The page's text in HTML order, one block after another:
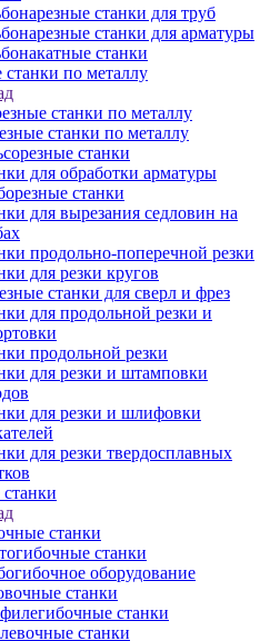
станки для труб
станки для арматуры
станки
станки по металлу
станки по металлу
станки по металлу
станки
для обработки арматуры
станки
для вырезания седловин на
продольно-поперечной резки
для резки кругов
станки для сверл и фрез
для продольной резки и
продольной резки
для резки и штамповки
для резки и шлифовки
для резки твердосплавных
станки
станки
оборудование
станки
станки
станки